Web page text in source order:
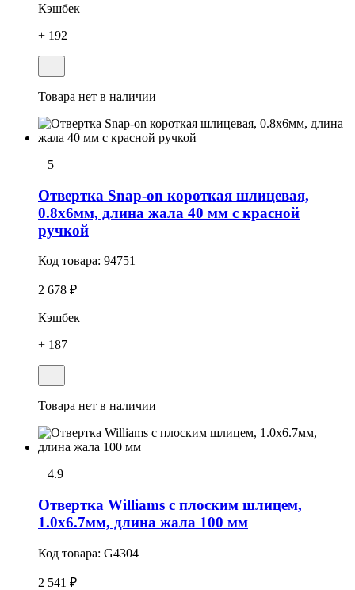
Кэшбек
+ 192
Товара нет в наличии
5
Отвеpтка Snap-on короткая шлицевая,
0.8х6мм, длина жала 40 мм с красной
ручкой
Код товара: 94751
2 678 ₽
Кэшбек
+ 187
Товара нет в наличии
4.9
Отвертка Williams с плоским шлицем,
1.0х6.7мм, длина жала 100 мм
Код товара: G4304
2 541 ₽